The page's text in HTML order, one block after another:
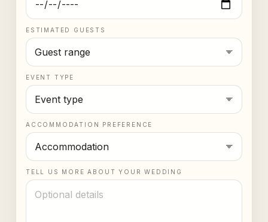
ESTIMATED GUESTS
EVENT TYPE
ACCOMMODATION PREFERENCE
TELL US MORE ABOUT YOUR WEDDING